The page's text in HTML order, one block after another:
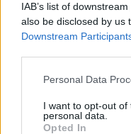
IAB’s list of
also be disclosed by us
Downstream
Please note that this
not limited to your visit
grant or deny consent
Personal Data
I want to opt-out
personal data.
Opted In
A
SÁRKÖZI ÁKOS #
EZEN A NAPON